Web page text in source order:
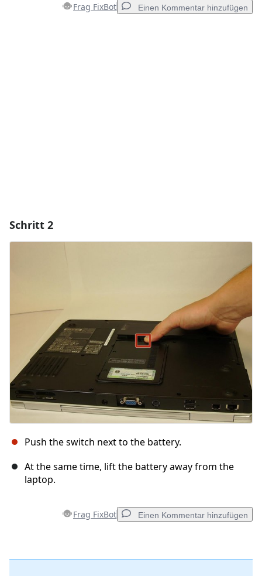
Frag FixBot Einen Kommentar hinzufügen
Schritt 2
Push the switch next to the battery.
At the same time, lift the battery away from the
laptop.
Frag FixBot Einen Kommentar hinzufügen